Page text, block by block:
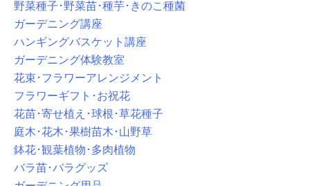
野菜種子･野菜苗･種芋･きのこ種菌
ガーデニング講座
ハンギングバスケット講座
ガーデニング体験教室
花束･フラワーアレンジメント
フラワーギフト･お祝花
花苗･寄せ植え･球根･草花種子
庭木･花木･果樹苗木･山野草
鉢花･観葉植物･多肉植物
バラ苗･バラグッズ